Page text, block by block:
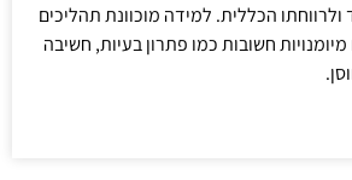
הכללית. למידה מוכוונת תהליכים
חשובות כמו פתרון בעיות, חשיבה